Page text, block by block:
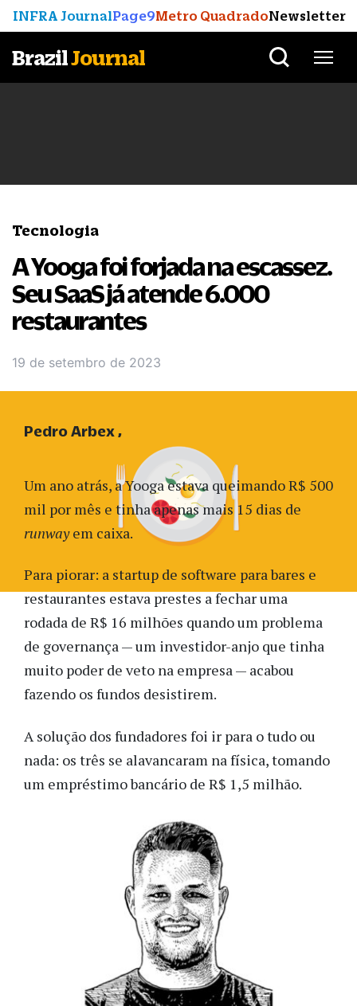
INFRA JournalPage9Metro QuadradoNewsletter
BrazilJournal
Tecnologia
A Yooga foi forjada na escassez.
Seu SaaS já atende 6.000
restaurantes
19 de setembro de 2023
Um ano atrás, a Yooga estava queimando R$ 500
mil por mês e tinha apenas mais 15 dias de
runwayem caixa.
Para piorar: a startup de software para bares e
restaurantes estava prestes a fechar uma
rodada de R$ 16 milhões quando um problema
de governança — um investidor-anjo que tinha
muito poder de veto na empresa — acabou
fazendo os fundos desistirem.
A solução dos fundadores foi ir para o tudo ou
nada: os três se alavancaram na física, tomando
um empréstimo bancário de R$ 1,5 milhão.
Pedro Arbex